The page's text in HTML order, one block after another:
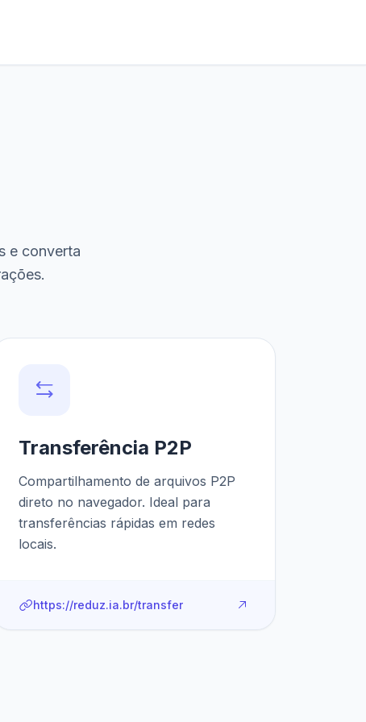
e converta
Transferência P2P
Compartilhamento de arquivos P2P
direto no navegador. Ideal para
transferências rápidas em redes
locais.
https://reduz.ia.br/transfer